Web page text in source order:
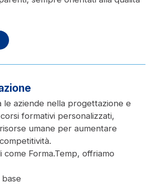
le aziende nella progettazione e
formativi personalizzati,
umane per aumentare
Forma.Temp, offriamo
base